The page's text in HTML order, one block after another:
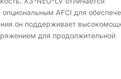
AFCI для
он поддерживает
для продолжительной